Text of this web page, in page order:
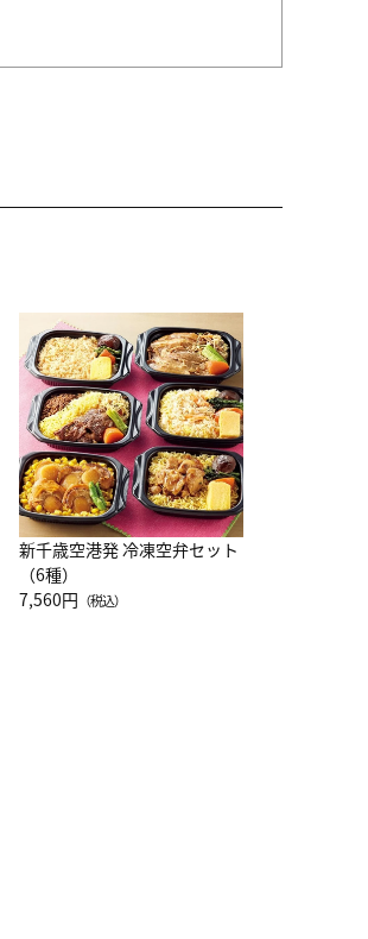
新千歳空港発 冷凍空弁セット
（6種）
7,560円 （税込）